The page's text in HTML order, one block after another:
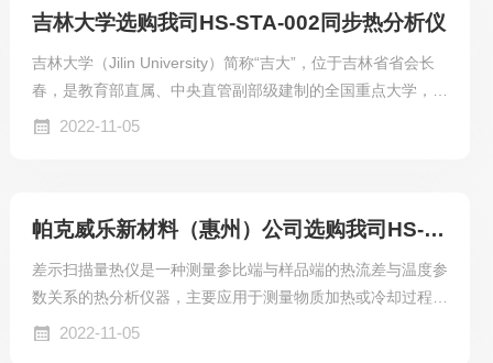
吉林大学选购我司HS-STA-002同步热分析仪
吉林大学（Jilin University）简称“吉大”，位于吉林省省会长
春，是教育部直属、中央直管副部级建制的全国重点大学，国
家“双一流”、“211工程”、“985工程”重点建设，入选珠峰计
学生创新性实验计划、新工科研究与实践项目、国家级大学生
新创业教育改革示范高校、中国政府奖学金来华留学生接收院
校，首批建立研究生院的22所大学之一，亚太国际教育协
会、21世纪学术联盟、中俄交通大学联盟、粤港澳大湾区物
2022-11-05
帕克威乐新材料（惠州）公司选购我司HS-DSC-101A差示扫描量热仪
差示扫描量热仪是一种测量参比端与样品端的热流差与温度参
数关系的热分析仪器，主要应用于测量物质加热或冷却过程中
的各种特征参数：玻璃化转变温度Tg、氧化诱导期OIT、熔融
2022-11-05